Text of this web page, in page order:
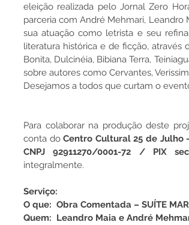
eleição realizada pelo Jornal Zero
parceria com André Mehmari,
sua atuação como letrista e seu
literatura histórica e de ficção, através
Bonita, Dulcinéia, Bibiana Terra,
sobre autores como Cervantes,
Desejamos a todos que curtam o
Para colaborar na produção deste
conta do Centro Cultural 25 de Julho
CNPJ 92911270/0001-72 / PIX
integralmente.
Serviço:
O que:  Obra Comentada – SUÍTE
Quem:  Leandro Maia e André